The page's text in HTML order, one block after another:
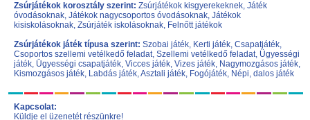
Zsúrjátékok korosztály szerint: Zsúrjátékok kisgyerekeknek, Játék
óvodásoknak, Játékok nagycsoportos óvodásoknak, Játékok
kisiskolásoknak, Zsúrjáték iskolásoknak, Felnőtt játékok
Zsúrjátékok játék típusa szerint: Szobai játék, Kerti játék, Csapatjáték,
Csoportos szellemi vetélkedő feladat, Szellemi vetélkedő feladat, Ügyességi
játék, Ügyességi csapatjáték, Vicces játék, Vizes játék, Nagymozgásos játék,
Kismozgásos játék, Labdás játék,Asztali játék, Fogójáték, Népi, dalos játék
Kapcsolat:
Küldje el üzenetét részünkre!